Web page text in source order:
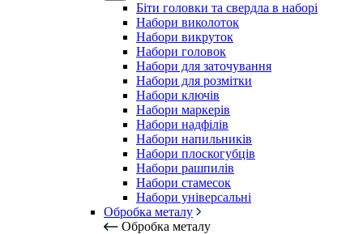
Біти головки та свердла в наборі
Набори виколоток
Набори викруток
Набори головок
Набори для заточування
Набори для розмітки
Набори ключів
Набори маркерів
Набори надфілів
Набори напильників
Набори плоскогубців
Набори рашпилів
Набори стамесок
Набори універсальні
Обробка металу
Обробка металу